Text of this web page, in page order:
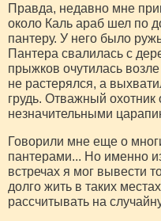
Правда, недавно мне
около Каль араб шел по
пантеру. У него было
Пантера свалилась с
прыжков очутилась
не растерялся, а
грудь. Отважный охотник
незначительными
Говорили мне еще о
пантерами... Но именно
встречах я мог вывести
долго жить в таких
рассчитывать на